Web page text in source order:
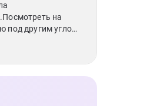
на
под другим углом
которое я